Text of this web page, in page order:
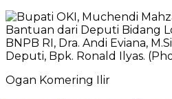
Ogan Komering Ilir